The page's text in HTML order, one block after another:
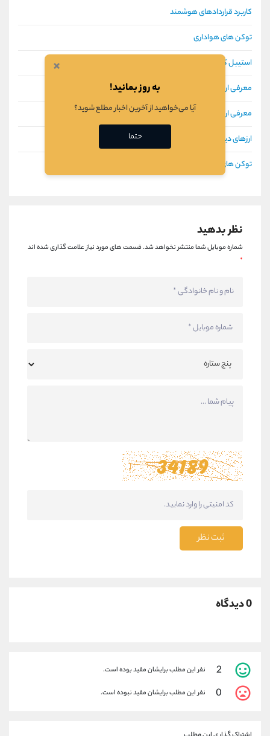
کاربرد قراردادهای هوشمند
توکن های هواداری
استیبل کوین (Stablecoin) چیست؟ و معرفی انواع استیبل کوین
معرفی ارزهای دیجیتال برتر در صنعت بازی
معرفی ارزهای دیجیتال برتر در حوزه دیفای
ارزهای دیجیتال بانک مرکزی
توکن های برتر اتریوم
نظر بدهید
شماره موبایل شما منتشر نخواهد شد.قسمت های مورد نیاز علامت گذاری شده اند
*
ثبت نظر
0 دیدگاه
2 نفر این مطلب برایشان مفید بوده است.
0 نفر این مطلب برایشان مفید نبوده است.
×
به روز بمانید!
آیا می‌خواهید از آخرین اخبار مطلع شوید؟
حتما